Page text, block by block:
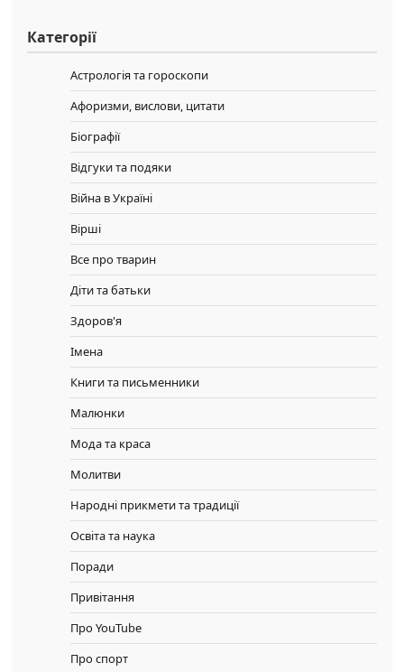
Категорії
Астрологія та гороскопи
Афоризми, вислови, цитати
Біографії
Відгуки та подяки
Війна в Україні
Вірші
Все про тварин
Діти та батьки
Здоров'я
Імена
Книги та письменники
Малюнки
Мода та краса
Молитви
Народні прикмети та традиції
Освіта та наука
Поради
Привітання
Про YouTube
Про спорт